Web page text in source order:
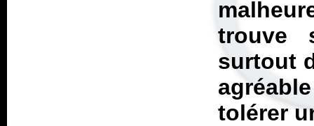
trouve
surtout
tolérer